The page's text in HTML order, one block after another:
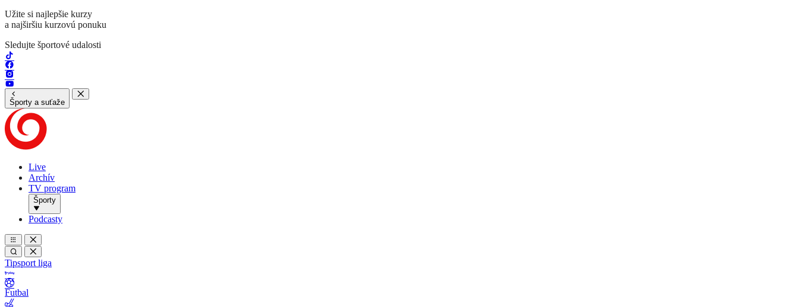
Užite si najlepšie kurzy
a najširšiu kurzovú ponuku
Sledujte športové udalosti
Športy a suťaže
Live
Archív
TV program
Športy
Podcasty
Tipsport liga
Futbal